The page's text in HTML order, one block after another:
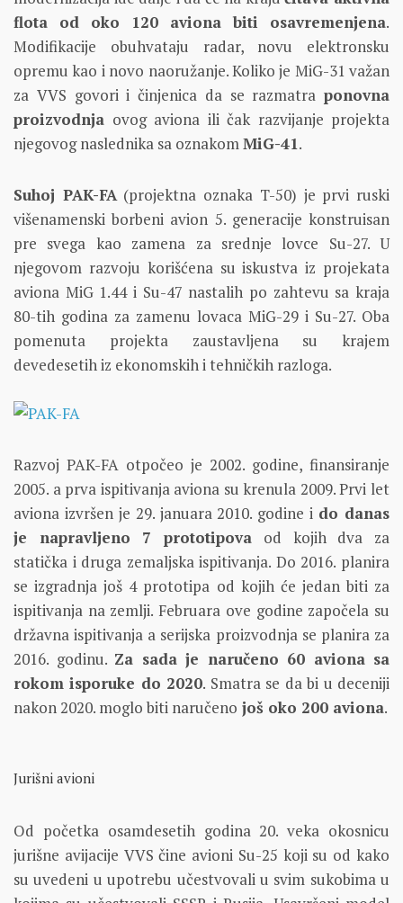
flota od oko 120 aviona biti osavremenjena.
Modifikacije obuhvataju radar, novu elektronsku
opremu kao i novo naoružanje. Koliko je MiG-31 važan
za VVS govori i činjenica da se razmatra ponovna
proizvodnja ovog aviona ili čak razvijanje projekta
njegovog naslednika sa oznakomMiG-41.
Suhoj PAK-FA(projektna oznaka T-50) je prvi ruski
višenamenski borbeni avion 5. generacije konstruisan
pre svega kao zamena za srednje lovce Su-27. U
njegovom razvoju korišćena su iskustva iz projekata
aviona MiG 1.44 i Su-47 nastalih po zahtevu sa kraja
80-tih godina za zamenu lovaca MiG-29 i Su-27. Oba
pomenuta projekta zaustavljena su krajem
devedesetih iz ekonomskih i tehničkih razloga.
Razvoj PAK-FA otpočeo je 2002. godine, finansiranje
2005. a prva ispitivanja aviona su krenula 2009. Prvi let
aviona izvršen je 29. januara 2010. godine i do danas
je napravljeno 7 prototipova od kojih dva za
statička i druga zemaljska ispitivanja. Do 2016. planira
se izgradnja još 4 prototipa od kojih će jedan biti za
ispitivanja na zemlji. Februara ove godine započela su
državna ispitivanja a serijska proizvodnja se planira za
2016. godinu. Za sada je naručeno 60 aviona sa
rokom isporuke do 2020. Smatra se da bi u deceniji
nakon 2020. moglo biti naručeno još oko 200 aviona.
Jurišni avioni
Od početka osamdesetih godina 20. veka okosnicu
jurišne avijacije VVS čine avioni Su-25 koji su od kako
su uvedeni u upotrebu učestvovali u svim sukobima u